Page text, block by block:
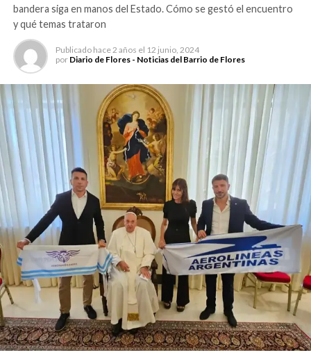
bandera siga en manos del Estado. Cómo se gestó el encuentro
y qué temas trataron
Publicado hace 2 años el 12 junio, 2024
por Diario de Flores - Noticias del Barrio de Flores